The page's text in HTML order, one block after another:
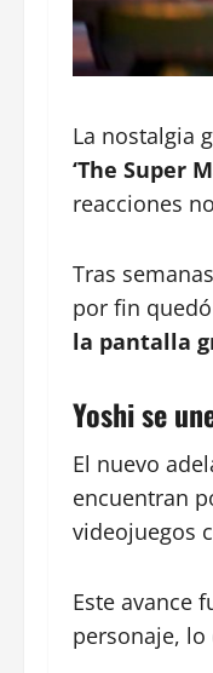
La nostalgia
‘The Super
reacciones
Tras
por fin
la pantalla
Yoshi se
El nuevo
encuentran
videojuegos
Este avance
personaje,